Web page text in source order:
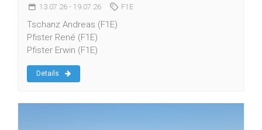
13.07.26 - 19.07.26 F1E
Tschanz Andreas (F1E)
Pfister René (F1E)
Pfister Erwin (F1E)
Details